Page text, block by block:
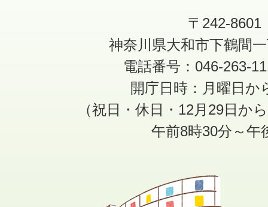
〒242-8601
神奈川県大和市下鶴間
電話番号：046-263-
開庁日時：月曜日か
（祝日・休日・12月29日か
午前8時30分～午